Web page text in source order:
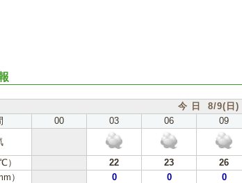
今 日 8/9(日)
00 03 06 09
22 23 26
）
0 0 0